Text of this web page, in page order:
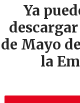
Ya
de Mayo
la